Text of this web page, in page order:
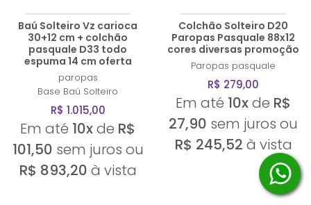
Baú Solteiro Vz carioca
30+12 cm + colchão
pasquale D33 todo
espuma 14 cm oferta
paropas
Base Baú Solteiro
R$ 1.015,00
Em até 10xde R$
101,50 sem juros ou
R$ 893,20 à vista
Colchão Solteiro D20
Paropas Pasquale 88x12
cores diversas promoção
Paropas pasquale
R$ 279,00
Em até 10xde R$
27,90 sem juros ou
R$ 245,52 à vista